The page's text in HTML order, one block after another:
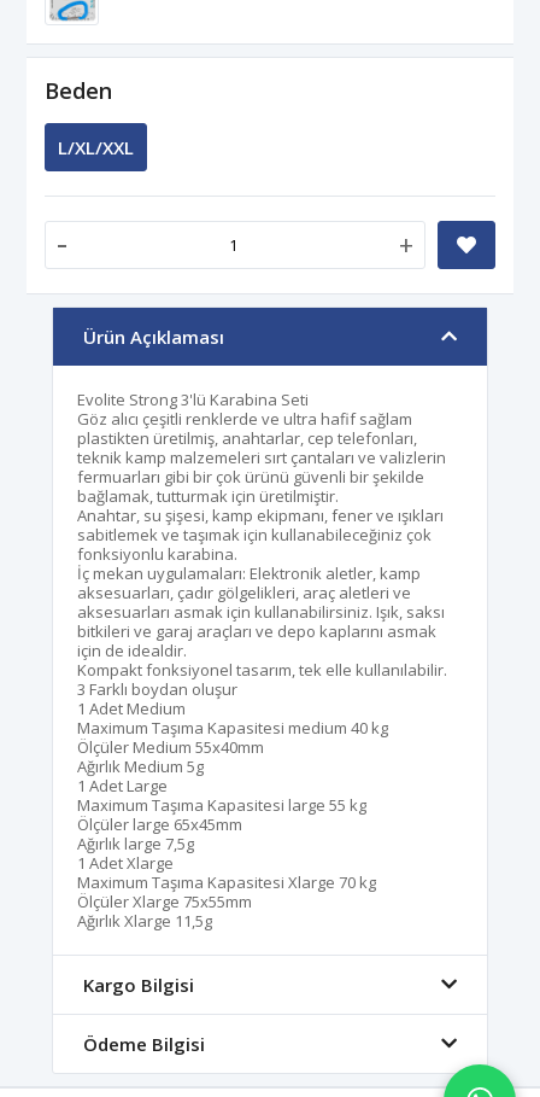
Beden
L/XL/XXL
- +
Ürün Açıklaması
Evolite Strong 3'lü Karabina Seti
Göz alıcı çeşitli renklerde ve ultra hafif sağlam
plastikten üretilmiş, anahtarlar, cep telefonları,
teknik kamp malzemeleri sırt çantaları ve valizlerin
fermuarları gibi bir çok ürünü güvenli bir şekilde
bağlamak, tutturmak için üretilmiştir.
Anahtar, su şişesi, kamp ekipmanı, fener ve ışıkları
sabitlemek ve taşımak için kullanabileceğiniz çok
fonksiyonlu karabina.
İç mekan uygulamaları: Elektronik aletler, kamp
aksesuarları, çadır gölgelikleri, araç aletleri ve
aksesuarları asmak için kullanabilirsiniz. Işık, saksı
bitkileri ve garaj araçları ve depo kaplarını asmak
için de idealdir.
Kompakt fonksiyonel tasarım, tek elle kullanılabilir.
3 Farklı boydan oluşur
1 Adet Medium
Maximum Taşıma Kapasitesi medium 40 kg
Ölçüler Medium 55x40mm
Ağırlık Medium 5g
1 Adet Large
Maximum Taşıma Kapasitesi large 55 kg
Ölçüler large 65x45mm
Ağırlık large 7,5g
1 Adet Xlarge
Maximum Taşıma Kapasitesi Xlarge 70 kg
Ölçüler Xlarge 75x55mm
Ağırlık Xlarge 11,5g
Kargo Bilgisi
Ödeme Bilgisi